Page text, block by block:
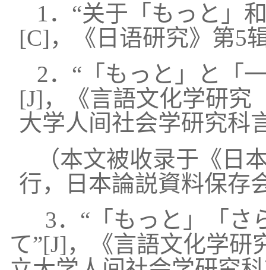
1．“关于「もっと」
[C]，《日语研究》第5
2． “「もっと」と「
[J]，《言語文化学研
大学人间社会学研究科
（本文被收录于《日
行，日本論説資料保存
3．“「もっと」「さ
て”[J]，《言語文化学